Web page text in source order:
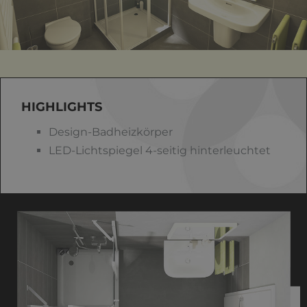
HIGHLIGHTS
Design-Badheizkörper
LED-Lichtspiegel 4-seitig hinterleuchtet